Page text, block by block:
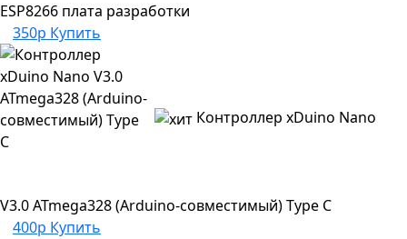
ESP8266 плата разработки
350р Купить
Контроллер xDuino Nano
V3.0 ATmega328 (Arduino-совместимый) Type C
400р Купить